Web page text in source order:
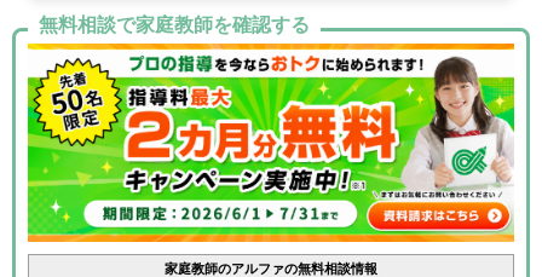
無料相談で家庭教師を確認する
家庭教師のアルファの無料相談情報